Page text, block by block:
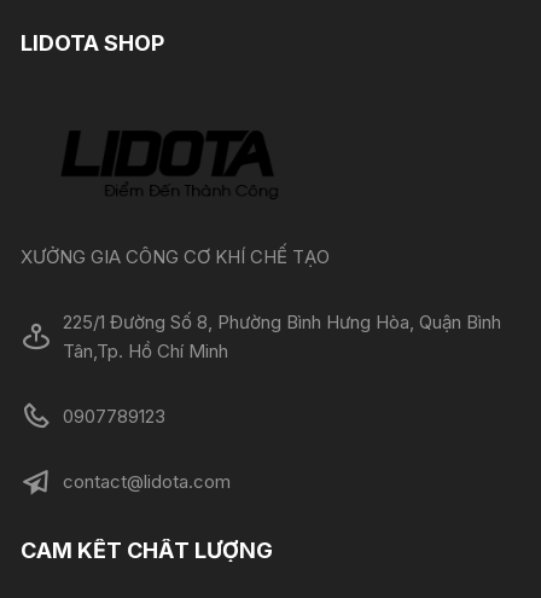
LIDOTA SHOP
XƯỞNG GIA CÔNG CƠ KHÍ CHẾ TẠO
225/1 Đường Số 8, Phường Bình Hưng Hòa, Quận Bình
Tân,Tp. Hồ Chí Minh
0907789123
contact@lidota.com
CAM KẾT CHẤT LƯỢNG